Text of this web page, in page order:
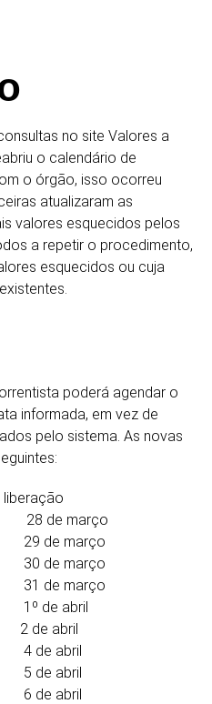
no site Valores a
o calendário de
o órgão, isso ocorreu
atualizaram as
valores esquecidos pelos
a repetir o procedimento,
esquecidos ou cuja
poderá agendar o
informada, em vez de
pelo sistema. As novas
liberação
março
março
março
março
de abril
2 de abril
abril
abril
abril